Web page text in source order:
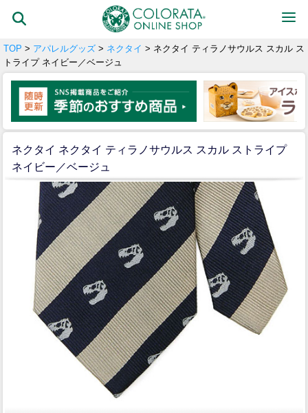
TOP > アパレルグッズ > ネクタイ > ネクタイ ティラノサウルス スカル ス
トライプ ネイビー／ベージュ
ネクタイ ネクタイ ティラノサウルス スカル ストライプ
ネイビー／ベージュ